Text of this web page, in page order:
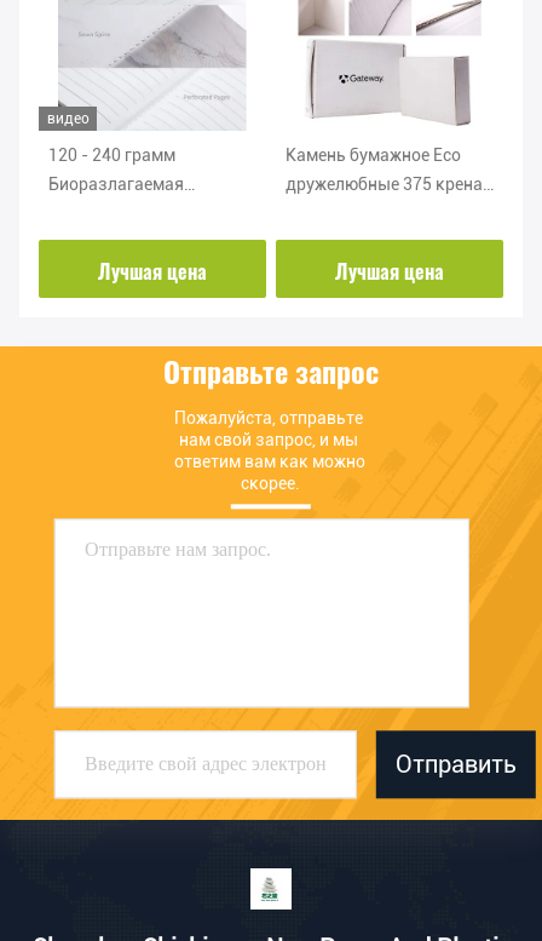
видео
120 - 240 грамм
Биоразлагаемая
Каменная бумага для
ноутбукаЛучшая цена
Камень бумажное Eco
дружелюбные 375 крена
каменный бумажный -
600gsm для коробки
Лучшая цена
Отправьте запрос
Пожалуйста, отправьте
нам свой запрос, и мы
ответим вам как можно
скорее.
Отправить